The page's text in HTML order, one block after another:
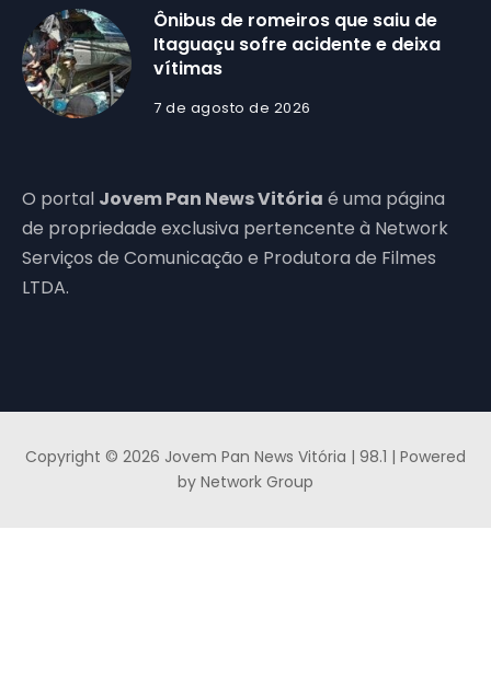
Ônibus de romeiros que saiu de
Itaguaçu sofre acidente e deixa
vítimas
7 de agosto de 2026
O portal Jovem Pan News Vitória é uma página
de propriedade exclusiva pertencente à Network
Serviços de Comunicação e Produtora de Filmes
LTDA.
Copyright © 2026 Jovem Pan News Vitória | 98.1 | Powered
by Network Group